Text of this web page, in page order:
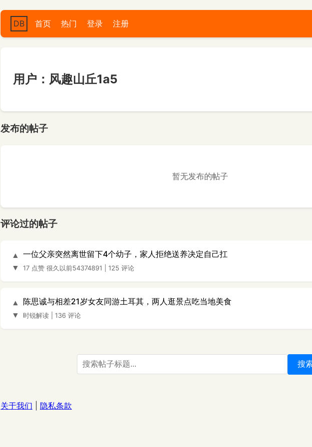
DB 首页 热门 登录 注册
用户：风趣山丘1a5
发布的帖子
暂无发布的帖子
评论过的帖子
▲
▼
一位父亲突然离世留下4个幼子，家人拒绝送养决定自己扛
17 点赞 很久以前54374891 125 评论
▲
▼
陈思诚与相差21岁女友同游土耳其，两人逛景点吃当地美食
时锐解读 136 评论
搜
关于我们 隐私条款